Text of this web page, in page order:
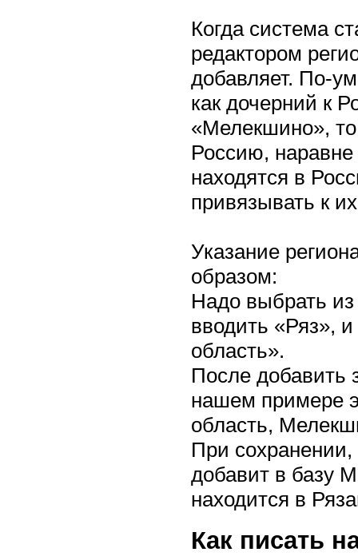
Когда система
редактором
добавляет. По-
как дочерний к
«Мелекшино», то
Россию,
находятся в
привязывать к
Указание
образом:
Надо выбрать
вводить «Ряз»,
область».
После добавить
нашем примере
область,
При
добавит в базу
находится в
Как писать